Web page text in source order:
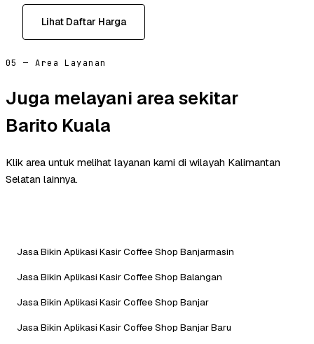
Lihat Daftar Harga
05 — Area Layanan
Juga melayani area sekitar
Barito Kuala
Klik area untuk melihat layanan kami di wilayah Kalimantan
Selatan lainnya.
Jasa Bikin Aplikasi Kasir Coffee Shop Banjarmasin
Jasa Bikin Aplikasi Kasir Coffee Shop Balangan
Jasa Bikin Aplikasi Kasir Coffee Shop Banjar
Jasa Bikin Aplikasi Kasir Coffee Shop Banjar Baru